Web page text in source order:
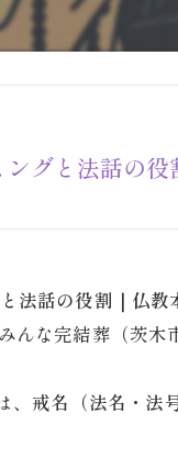
グと法話の役
法話の役割｜仏教
んな完結葬（茨木
戒名（法名・法